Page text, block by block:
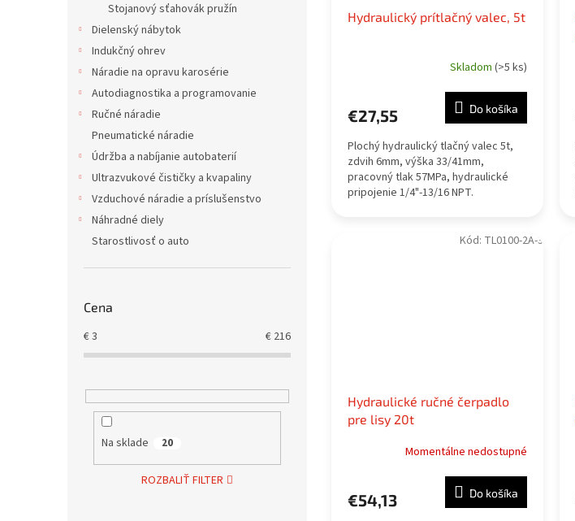
Stojanový sťahovák pružín
Dielenský nábytok
Indukčný ohrev
Náradie na opravu karosérie
Autodiagnostika a programovanie
Ručné náradie
Pneumatické náradie
Údržba a nabíjanie autobaterií
Ultrazvukové čističky a kvapaliny
Vzduchové náradie a príslušenstvo
Náhradné diely
Starostlivosť o auto
Cena
€3 € 216
Na sklade 20
ROZBALIŤ FILTER
Hydraulický prítlačný valec, 5t
Skladom (>5 ks)
€27,55 Do košíka
Plochý hydraulický tlačný valec 5t,
zdvih 6mm, výška 33/41mm,
pracovný tlak 57MPa, hydraulické
pripojenie 1/4"-13/16 NPT.
Hydraulické ručné čerpadlo
pre lisy 20t
Momentálne nedostupné
€54,13 Do košíka
Kód: TL0100-2A-3